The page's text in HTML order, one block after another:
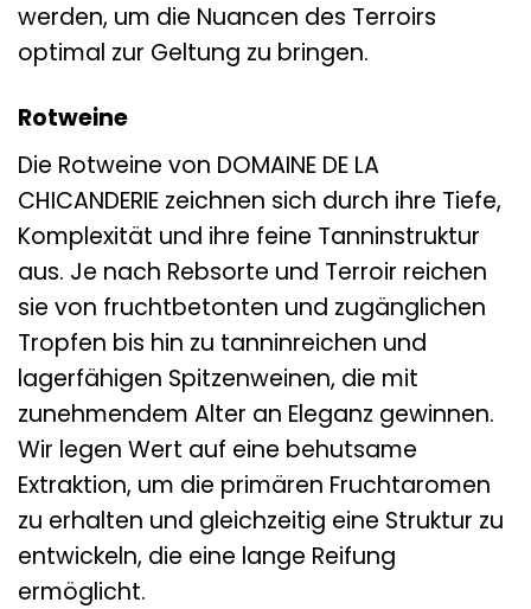
werden, um die Nuancen des Terroirs
optimal zur Geltung zu bringen.
Rotweine
Die Rotweine von DOMAINE DE LA
CHICANDERIE zeichnen sich durch ihre Tiefe,
Komplexität und ihre feine Tanninstruktur
aus. Je nach Rebsorte und Terroir reichen
sie von fruchtbetonten und zugänglichen
Tropfen bis hin zu tanninreichen und
lagerfähigen Spitzenweinen, die mit
zunehmendem Alter an Eleganz gewinnen.
Wir legen Wert auf eine behutsame
Extraktion, um die primären Fruchtaromen
zu erhalten und gleichzeitig eine Struktur zu
entwickeln, die eine lange Reifung
ermöglicht.